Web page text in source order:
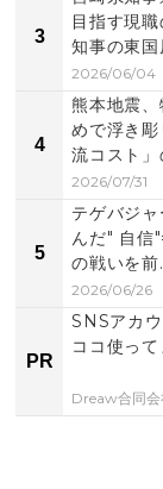
3
目指す現
知事の東
2026/06/04
4
熊本地震
めで浮き
流コスト」
2026/07/31
5
テゲバジ
んだ" 自信
の戦いを前
2026/06/26
PR
SNSアカ
ココ使って
Dreaw合同会